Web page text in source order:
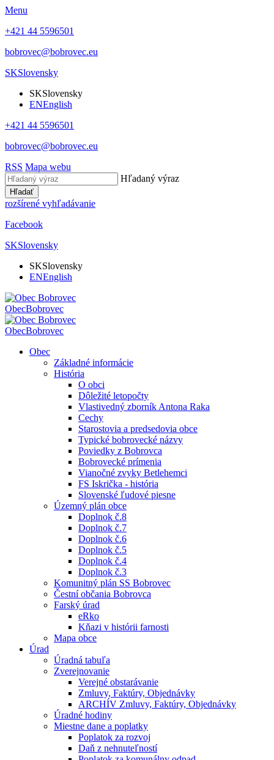
Menu
+421 44 5596501
bobrovec@bobrovec.eu
SKSlovensky
SKSlovensky
ENEnglish
+421 44 5596501
bobrovec@bobrovec.eu
RSS Mapa webu
Hľadaný výraz
Hľadať
rozšírené vyhľadávanie
Facebook
SKSlovensky
SKSlovensky
ENEnglish
ObecBobrovec
ObecBobrovec
Obec
Základné informácie
História
O obci
Dôležité letopočty
Vlastivedný zborník Antona Raka
Cechy
Starostovia a predsedovia obce
Typické bobrovecké názvy
Poviedky z Bobrovca
Bobrovecké prímenia
Vianočné zvyky Betlehemci
FS Iskrička - história
Slovenské ľudové piesne
Územný plán obce
Doplnok č.8
Doplnok č.7
Doplnok č.6
Doplnok č.5
Doplnok č.4
Doplnok č.3
Komunitný plán SS Bobrovec
Čestní občania Bobrovca
Farský úrad
eRko
Kňazi v histórii farnosti
Mapa obce
Úrad
Úradná tabuľa
Zverejnovanie
Verejné obstarávanie
Zmluvy, Faktúry, Objednávky
ARCHÍV Zmluvy, Faktúry, Objednávky
Úradné hodiny
Miestne dane a poplatky
Poplatok za rozvoj
Daň z nehnuteľností